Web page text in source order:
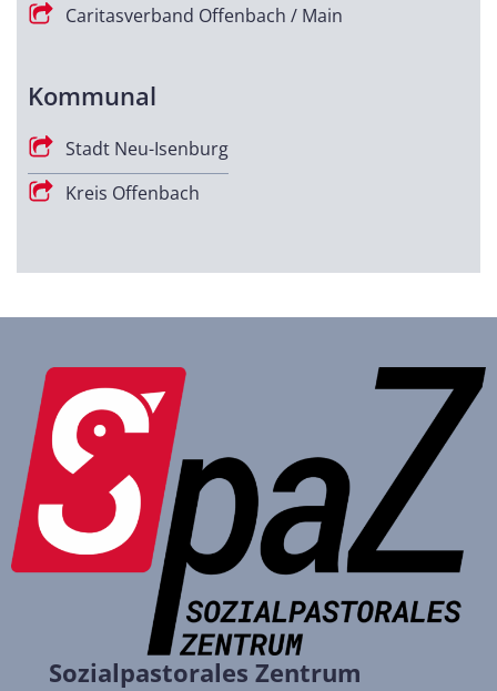
Caritasverband Offenbach / Main
Kommunal
Stadt Neu-Isenburg
Kreis Offenbach
Sozialpastorales Zentrum